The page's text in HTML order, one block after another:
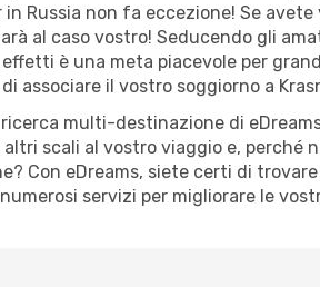
in Russia non fa eccezione! Se
al caso vostro! Seducendo gli
è una meta piacevole per
associare il vostro soggiorno a
multi-destinazione di
scali al vostro viaggio e, perché
Con eDreams, siete certi di
servizi per migliorare le